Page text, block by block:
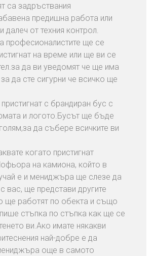
са задръствания
предишна работа или
далеч от техния контрол.
професионалистите ще се
на време или ще ви се
да ви уведомят че ще има
да сте сигурни че всичко ще
с брандиран бус с
и логото.Бусът ще бъде
да събере всичките ви
когато пристигнат
на камиона, който в
е и мениджъра ще слезе да
вас, ще представи другите
ще работят по обекта и също
стъпка по стъпка как ще се
ви.Ако имате някакви
най-добре е да
още в самото